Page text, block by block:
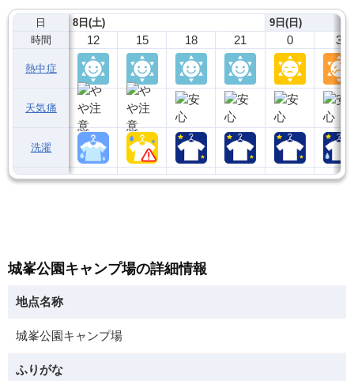
日
時間
熱中症
天気痛
洗濯
8日(土)
12 15 18 21
9日(日)
0 3
城峯公園キャンプ場の詳細情報
地点名称
城峯公園キャンプ場
ふりがな